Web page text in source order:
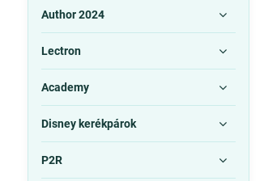
Author 2024
Lectron
Academy
Disney kerékpárok
P2R